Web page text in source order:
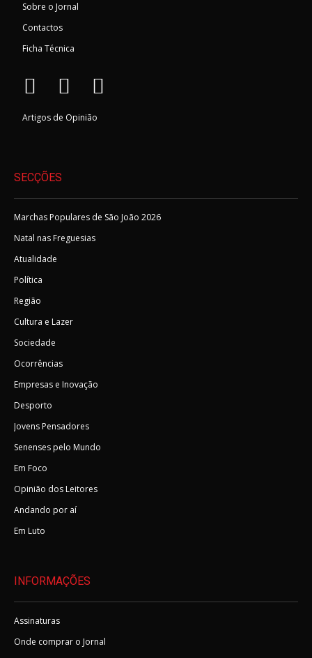
Sobre o Jornal
Contactos
Ficha Técnica
Artigos de Opinião
SECÇÕES
Marchas Populares de São João 2026
Natal nas Freguesias
Atualidade
Política
Região
Cultura e Lazer
Sociedade
Ocorrências
Empresas e Inovação
Desporto
Jovens Pensadores
Senenses pelo Mundo
Em Foco
Opinião dos Leitores
Andando por aí
Em Luto
INFORMAÇÕES
Assinaturas
Onde comprar o Jornal